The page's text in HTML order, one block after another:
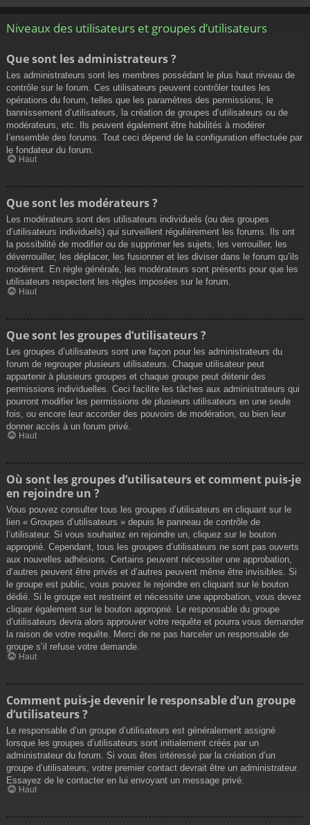
Niveaux des utilisateurs et groupes d’utilisateurs
Que sont les administrateurs ?
Les administrateurs sont les membres possédant le plus haut niveau de
contrôle sur le forum. Ces utilisateurs peuvent contrôler toutes les
opérations du forum, telles que les paramètres des permissions, le
bannissement d’utilisateurs, la création de groupes d’utilisateurs ou de
modérateurs, etc. Ils peuvent également être habilités à modérer
l’ensemble des forums. Tout ceci dépend de la configuration effectuée par
le fondateur du forum.
Haut
Que sont les modérateurs ?
Les modérateurs sont des utilisateurs individuels (ou des groupes
d’utilisateurs individuels) qui surveillent régulièrement les forums. Ils ont
la possibilité de modifier ou de supprimer les sujets, les verrouiller, les
déverrouiller, les déplacer, les fusionner et les diviser dans le forum qu’ils
modèrent. En règle générale, les modérateurs sont présents pour que les
utilisateurs respectent les règles imposées sur le forum.
Haut
Que sont les groupes d’utilisateurs ?
Les groupes d’utilisateurs sont une façon pour les administrateurs du
forum de regrouper plusieurs utilisateurs. Chaque utilisateur peut
appartenir à plusieurs groupes et chaque groupe peut détenir des
permissions individuelles. Ceci facilite les tâches aux administrateurs qui
pourront modifier les permissions de plusieurs utilisateurs en une seule
fois, ou encore leur accorder des pouvoirs de modération, ou bien leur
donner accès à un forum privé.
Haut
Où sont les groupes d’utilisateurs et comment puis-je
en rejoindre un ?
Vous pouvez consulter tous les groupes d’utilisateurs en cliquant sur le
lien « Groupes d’utilisateurs » depuis le panneau de contrôle de
l’utilisateur. Si vous souhaitez en rejoindre un, cliquez sur le bouton
approprié. Cependant, tous les groupes d’utilisateurs ne sont pas ouverts
aux nouvelles adhésions. Certains peuvent nécessiter une approbation,
d’autres peuvent être privés et d’autres peuvent même être invisibles. Si
le groupe est public, vous pouvez le rejoindre en cliquant sur le bouton
dédié. Si le groupe est restreint et nécessite une approbation, vous devez
cliquer également sur le bouton approprié. Le responsable du groupe
d’utilisateurs devra alors approuver votre requête et pourra vous demander
la raison de votre requête. Merci de ne pas harceler un responsable de
groupe s’il refuse votre demande.
Haut
Comment puis-je devenir le responsable d’un groupe
d’utilisateurs ?
Le responsable d’un groupe d’utilisateurs est généralement assigné
lorsque les groupes d’utilisateurs sont initialement créés par un
administrateur du forum. Si vous êtes intéressé par la création d’un
groupe d’utilisateurs, votre premier contact devrait être un administrateur.
Essayez de le contacter en lui envoyant un message privé.
Haut